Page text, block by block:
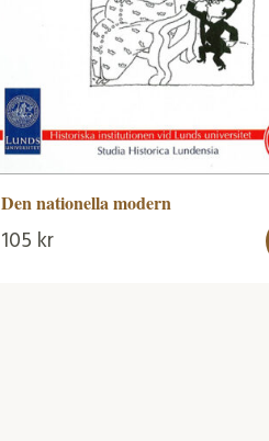
Den nationella modern
105 kr